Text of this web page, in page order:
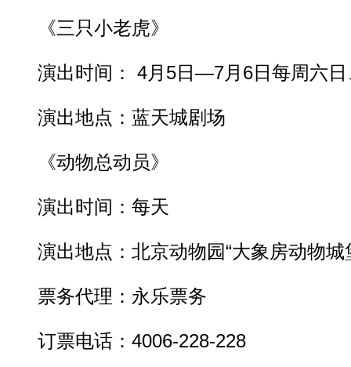
《三只小老虎》
演出时间： 4月5日—7月6日每周六日
演出地点：蓝天城剧场
《动物总动员》
演出时间：每天
演出地点：北京动物园“大象房动物城
票务代理：永乐票务
订票电话：4006-228-228